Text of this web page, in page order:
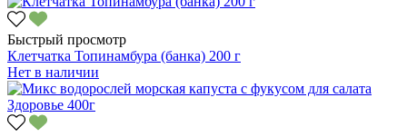
Быстрый просмотр
Клетчатка Топинамбура (банка) 200 г
Нет в наличии